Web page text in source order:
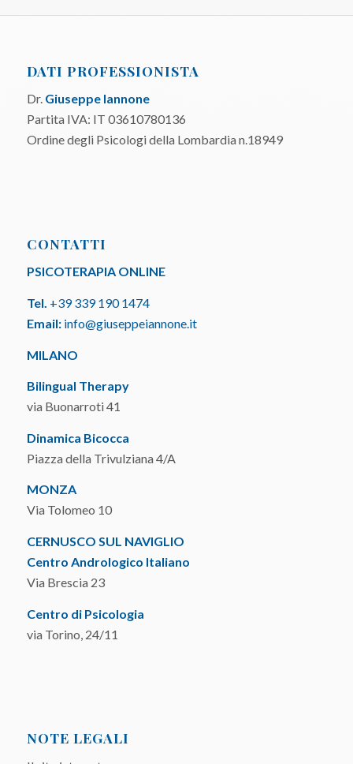
DATI PROFESSIONISTA
Dr. Giuseppe Iannone
Partita IVA: IT 03610780136
Ordine degli Psicologi della Lombardia n.18949
CONTATTI
PSICOTERAPIA ONLINE
Tel. +39 339 190 1474
Email: info@giuseppeiannone.it
MILANO
Bilingual Therapy
via Buonarroti 41
Dinamica Bicocca
Piazza della Trivulziana 4/A
MONZA
Via Tolomeo 10
CERNUSCO SUL NAVIGLIO
Centro Andrologico Italiano
Via Brescia 23
Centro di Psicologia
via Torino, 24/11
NOTE LEGALI